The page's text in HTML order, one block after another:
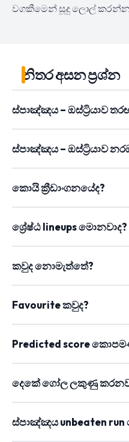
වගකීමෙන් සූදු ලොල්
නිතර අසන ප්‍රශ්න
ස්පාඤ්ඤය – ඔස්ට්‍රියාව
ස්පාඤ්ඤය – ඔස්ට්‍රියාව
කොයි ක්‍රීඩාංගනයේද?
ශ්‍රේෂ්ඨ lineups මොනවාද?
කවුද නොමැත්තේ?
Favourite කවුද?
Predicted score
දෙකේ ගෝල ලකුණු
ස්පාඤ්ඤය unbeaten run